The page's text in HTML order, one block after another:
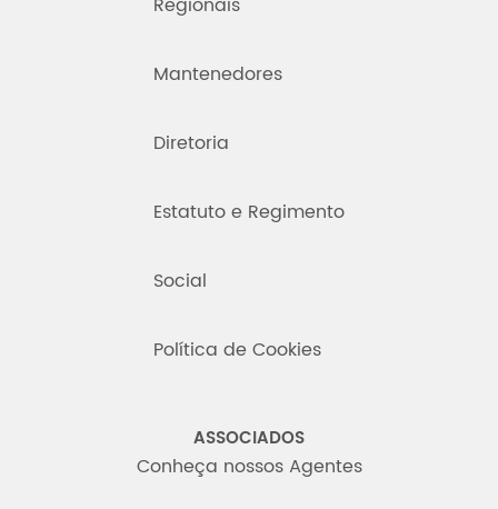
Mantenedores
Diretoria
Estatuto e Regimento
Social
Política de Cookies
ASSOCIADOS
Conheça nossos Agentes